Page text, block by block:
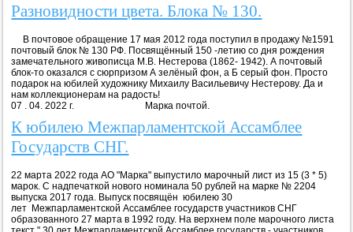
Разновидности цвета. Блока № 130.
В почтовое обращение 17 мая 2012 года поступил в продажу №1591
почтовый блок № 130 РФ. Посвящённый 150 -летию со дня рождения
замечательного живописца М.В. Нестерова (1862- 1942). А почтовый
блок-то оказался с сюрпризом А зелёный фон, а Б серый фон. Просто
подарок на юбилей художнику Михаилу Васильевичу Нестерову. Да и
нам коллекционерам на радость!
07 . 04. 2022 г. Марка почтой.
К юбилею Межпарламентской Ассамблее
Государств СНГ.
22 марта 2022 года АО "Марка" выпустило марочный лист из 15 (3 * 5)
марок. С надпечаткой нового номинала 50 рублей на марке № 2204
выпуска 2017 года. Выпуск посвящён юбилею 30
лет Межпарламентской Ассамблее государств участников СНГ
образованного 27 марта в 1992 году. На верхнем поле марочного листа